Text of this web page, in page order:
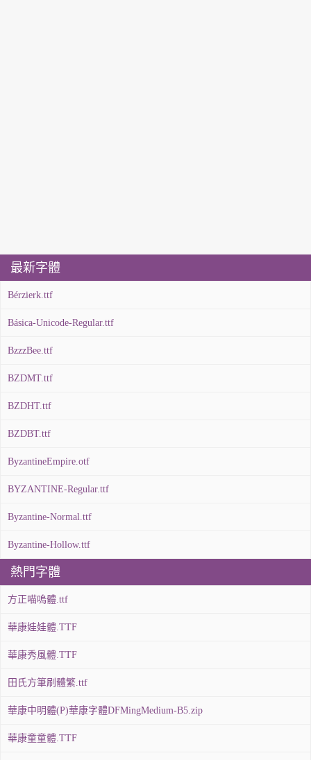
最新字體
Bérzierk.ttf
Básica-Unicode-Regular.ttf
BzzzBee.ttf
BZDMT.ttf
BZDHT.ttf
BZDBT.ttf
ByzantineEmpire.otf
BYZANTINE-Regular.ttf
Byzantine-Normal.ttf
Byzantine-Hollow.ttf
熱門字體
方正喵嗚體.ttf
華康娃娃體.TTF
華康秀風體.TTF
田氏方筆刷體繁.ttf
華康中明體(P)華康字體DFMingMedium-B5.zip
華康童童體.TTF